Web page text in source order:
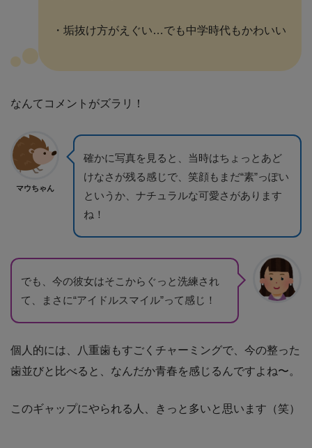
・垢抜け方がえぐい…でも中学時代もかわいい
なんてコメントがズラリ！
マウちゃん
確かに写真を見ると、当時はちょっとあど
けなさが残る感じで、笑顔もまだ“素”っぽい
というか、ナチュラルな可愛さがあります
ね！
でも、今の彼女はそこからぐっと洗練され
て、まさに“アイドルスマイル”って感じ！
個人的には、八重歯もすごくチャーミングで、今の整った
歯並びと比べると、なんだか青春を感じるんですよね〜。
このギャップにやられる人、きっと多いと思います（笑）